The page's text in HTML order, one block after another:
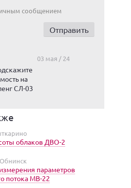
сообщением
03 мая / 24
на
СЛ-03
облаков ДВО-2
параметров
потока МВ-22